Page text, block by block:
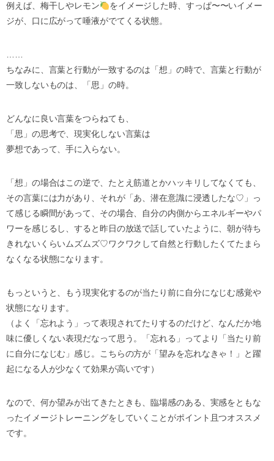
例えば、梅干しやレモン
をイメージした時、すっぱ〜〜いイメー
ジが、口に広がって唾液がでてくる状態。
……
ちなみに、言葉と行動が一致するのは「想」の時で、言葉と行動が
一致しないものは、「思」の時。
どんなに良い言葉をつらねても、
「思」の思考で、現実化しない言葉は
夢想であって、手に入らない。
「想」の場合はこの逆で、たとえ筋道とかハッキリしてなくても、
その言葉には力があり、それが「あ、潜在意識に浸透したな♡」っ
て感じる瞬間があって、その場合、自分の内側からエネルギーやパ
ワーを感じるし、すると昨日の放送で話していたように、朝が待ち
きれないくらいムズムズ♡ワクワクして自然と行動したくてたまら
なくなる状態になります。
もっというと、もう現実化するのが当たり前に自分になじむ感覚や
状態になります。
（よく「忘れよう」って表現されてたりするのだけど、なんだか地
味に優しくない表現だなって思う。「忘れる」ってより「当たり前
に自分になじむ」感じ。こちらの方が「望みを忘れなきゃ！」と躍
起になる人が少なくて効果が高いです）
なので、何か望みが出てきたときも、臨場感のある、実感をともな
ったイメージトレーニングをしていくことがポイント且つオススメ
です。